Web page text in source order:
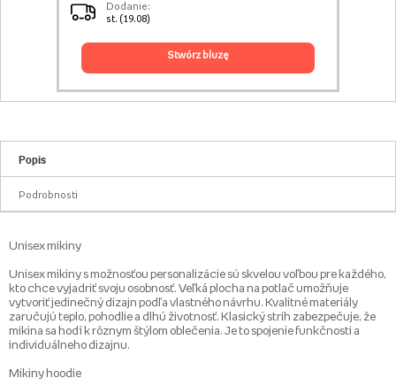
Dodanie:
st. (19.08)
stwórz bluzę
Popis
Podrobnosti
Unisex mikiny
Unisex mikiny s možnosťou personalizácie sú skvelou voľbou pre každého,
kto chce vyjadriť svoju osobnosť. Veľká plocha na potlač umožňuje
vytvoriť jedinečný dizajn podľa vlastného návrhu. Kvalitné materiály
zaručujú teplo, pohodlie a dlhú životnosť. Klasický strih zabezpečuje, že
mikina sa hodí k rôznym štýlom oblečenia. Je to spojenie funkčnosti a
individuálneho dizajnu.
Mikiny hoodie